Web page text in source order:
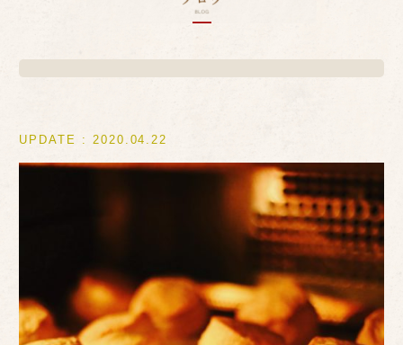
UPDATE : 2020.04.22